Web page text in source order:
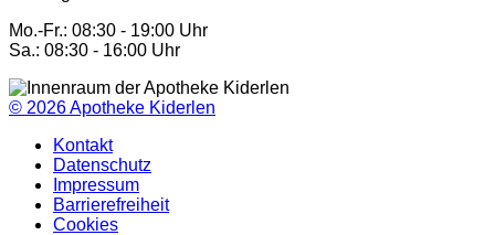
Mo.-Fr.: 08:30 - 19:00 Uhr
Sa.: 08:30 - 16:00 Uhr
© 2026Apotheke Kiderlen
Kontakt
Datenschutz
Impressum
Barrierefreiheit
Cookies